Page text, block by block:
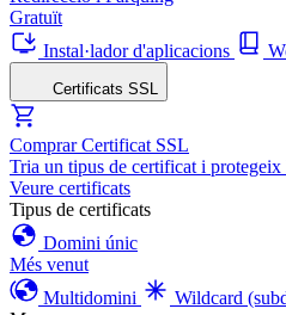
Gratuït
Instal·lador d'aplicacions
Certificats SSL
Comprar Certificat SSL
Tria un tipus de certificat i protegeix
Veure certificats
Tipus de certificats
Domini únic
Més venut
Multidomini
Wildcard